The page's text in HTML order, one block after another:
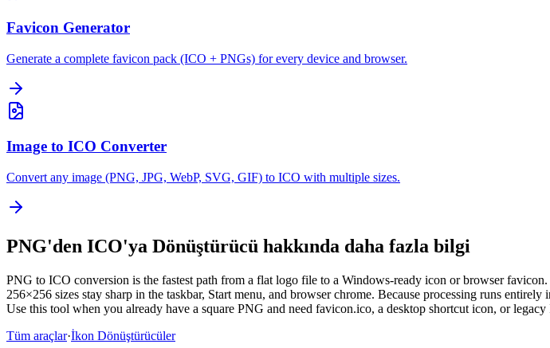
Favicon Generator
Generate a complete favicon pack (ICO + PNGs) for every device and browser.
Image to ICO Converter
Convert any image (PNG, JPG, WebP, SVG, GIF) to ICO with multiple sizes.
PNG'den ICO'ya Dönüştürücü hakkında daha fazla bilgi
PNG to ICO conversion is the fastest path from a flat logo file to a Windows-ready icon or browser
256×256 sizes stay sharp in the taskbar, Start menu, and browser chrome. Because processing runs
Use this tool when you already have a square PNG and need favicon.ico, a desktop shortcut icon, or
Tüm araçlar·İkon Dönüştürücüler